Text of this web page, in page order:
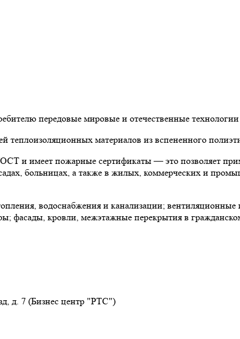
передовые мировые и отечественные
теплоизоляционных материалов из вспененного
и имеет пожарные сертификаты — это позволяет
больницах, а также в жилых, коммерческих и
водоснабжения и канализации;
фасады, кровли, межэтажные перекрытия в
д. 7 (Бизнес центр "РТС")